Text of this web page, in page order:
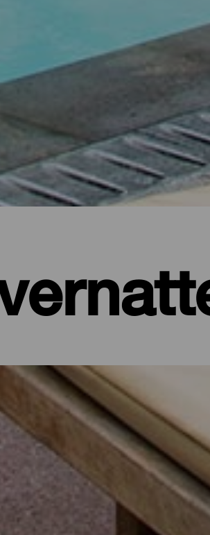
hotell omgitt av natur og med alle typer
I dette utvalget av de beste
eller for å koble av fra hverdagen i flere